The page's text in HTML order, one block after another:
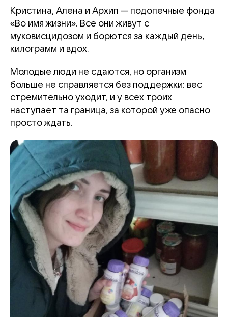
Кристина, Алена и Архип — подопечные фонда
«Во имя жизни». Все они живут с
муковисцидозом и борются за каждый день,
килограмм и вдох.
Молодые люди не сдаются, но организм
больше не справляется без поддержки: вес
стремительно уходит, и у всех троих
наступает та граница, за которой уже опасно
просто ждать.